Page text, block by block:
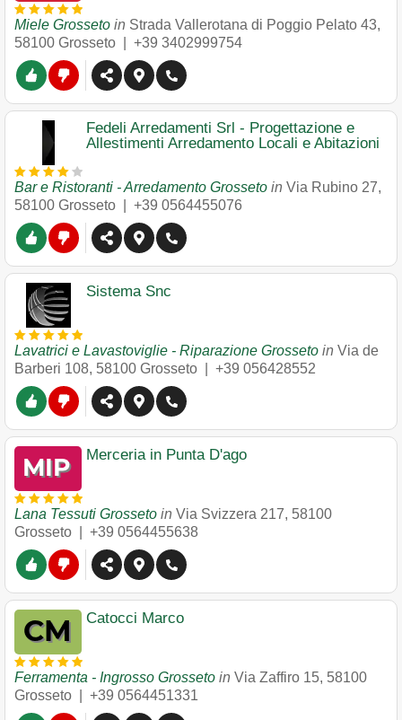
Miele Grosseto in Strada Vallerotana di Poggio Pelato 43,
58100 Grosseto +39 3402999754
Fedeli Arredamenti Srl - Progettazione e
Allestimenti Arredamento Locali e Abitazioni
Bar e Ristoranti - Arredamento Grosseto in Via Rubino 27,
58100 Grosseto +39 0564455076
Sistema Snc
Lavatrici e Lavastoviglie - Riparazione Grosseto in Via de
Barberi 108, 58100 Grosseto +39 056428552
Merceria in Punta D'ago
Lana Tessuti Grosseto in Via Svizzera 217, 58100
Grosseto
+39 0564455638
Catocci Marco
Ferramenta - Ingrosso Grosseto in Via Zaffiro 15, 58100
Grosseto
+39 0564451331